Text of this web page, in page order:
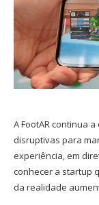
A FootAR continua
disruptivas para
experiência, em
conhecer a startup
da realidade